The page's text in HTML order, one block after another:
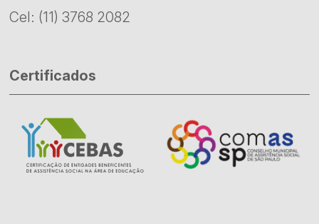
Cel: (11) 3768 2082
Certificados